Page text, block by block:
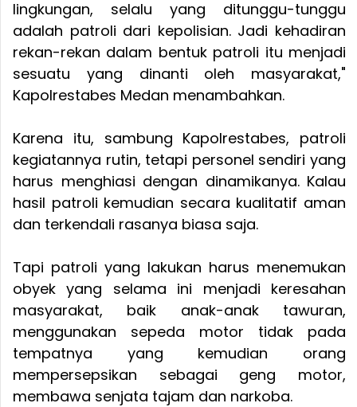
lingkungan, selalu yang ditunggu-tunggu
adalah patroli dari kepolisian. Jadi kehadiran
rekan-rekan dalam bentuk patroli itu menjadi
sesuatu yang dinanti oleh masyarakat,"
Kapolrestabes Medan menambahkan.
Karena itu, sambung Kapolrestabes, patroli
kegiatannya rutin, tetapi personel sendiri yang
harus menghiasi dengan dinamikanya. Kalau
hasil patroli kemudian secara kualitatif aman
dan terkendali rasanya biasa saja.
Tapi patroli yang lakukan harus menemukan
obyek yang selama ini menjadi keresahan
masyarakat, baik anak-anak tawuran,
menggunakan sepeda motor tidak pada
tempatnya yang kemudian orang
mempersepsikan sebagai geng motor,
membawa senjata tajam dan narkoba.